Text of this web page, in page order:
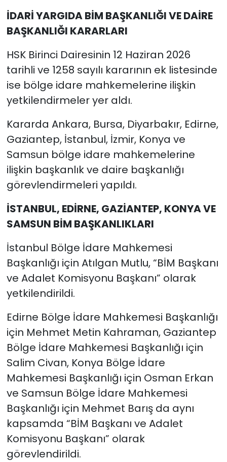
İDARİ YARGIDA BİM BAŞKANLIĞI VE DAİRE
BAŞKANLIĞI KARARLARI
HSK Birinci Dairesinin 12 Haziran 2026
tarihli ve 1258 sayılı kararının ek listesinde
ise bölge idare mahkemelerine ilişkin
yetkilendirmeler yer aldı.
Kararda Ankara, Bursa, Diyarbakır, Edirne,
Gaziantep, İstanbul, İzmir, Konya ve
Samsun bölge idare mahkemelerine
ilişkin başkanlık ve daire başkanlığı
görevlendirmeleri yapıldı.
İSTANBUL, EDİRNE, GAZİANTEP, KONYA VE
SAMSUN BİM BAŞKANLIKLARI
İstanbul Bölge İdare Mahkemesi
Başkanlığı için Atılgan Mutlu, “BİM Başkanı
ve Adalet Komisyonu Başkanı” olarak
yetkilendirildi.
Edirne Bölge İdare Mahkemesi Başkanlığı
için Mehmet Metin Kahraman, Gaziantep
Bölge İdare Mahkemesi Başkanlığı için
Salim Civan, Konya Bölge İdare
Mahkemesi Başkanlığı için Osman Erkan
ve Samsun Bölge İdare Mahkemesi
Başkanlığı için Mehmet Barış da aynı
kapsamda “BİM Başkanı ve Adalet
Komisyonu Başkanı” olarak
görevlendirildi.